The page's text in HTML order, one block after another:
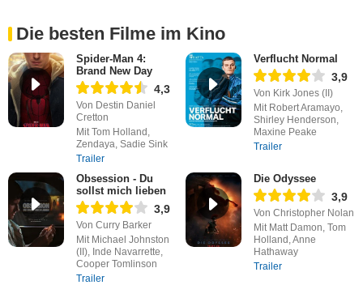
Die besten Filme im Kino
Spider-Man 4:
Brand New Day
4,3
Von Destin Daniel
Cretton
Mit Tom Holland,
Zendaya, Sadie Sink
Trailer
Verflucht Normal
3,9
Von Kirk Jones (II)
Mit Robert Aramayo,
Shirley Henderson,
Maxine Peake
Trailer
Obsession - Du
sollst mich lieben
3,9
Von Curry Barker
Mit Michael Johnston
(II), Inde Navarrette,
Cooper Tomlinson
Trailer
Die Odyssee
3,9
Von Christopher Nolan
Mit Matt Damon, Tom
Holland, Anne
Hathaway
Trailer